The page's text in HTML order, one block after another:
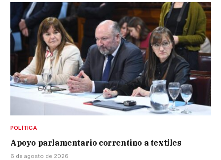
POLÍTICA
Apoyo parlamentario correntino a textiles
6 de agosto de 2026